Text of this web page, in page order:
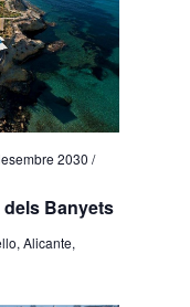
dels Banyets
2030 /
Alicante,